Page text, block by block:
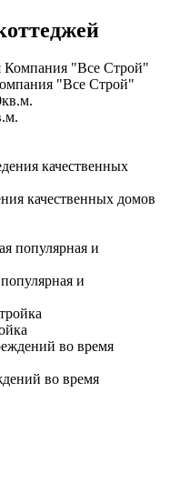
"Все Строй"
качественных домов
и
во время